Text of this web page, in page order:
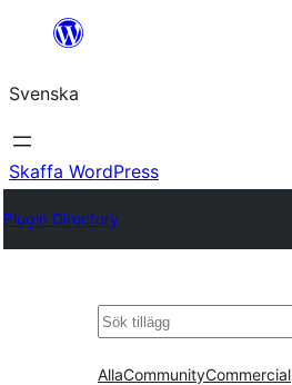
Hoppa
innehåll
Svenska
Skaffa WordPress
Plugin Directory
Sök
AllaCommunityCommercial